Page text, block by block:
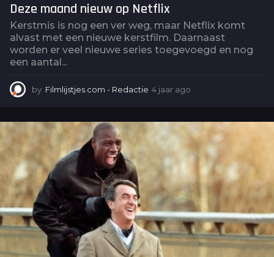
Deze maand nieuw op Netflix
Kerstmis is nog een ver weg, maar Netflix komt
alvast met een nieuwe kerstfilm. Daarnaast
worden er veel nieuwe series toegevoegd en nog
een aantal...
by Filmlijstjes.com - Redactie 4 jaar ago
a
r